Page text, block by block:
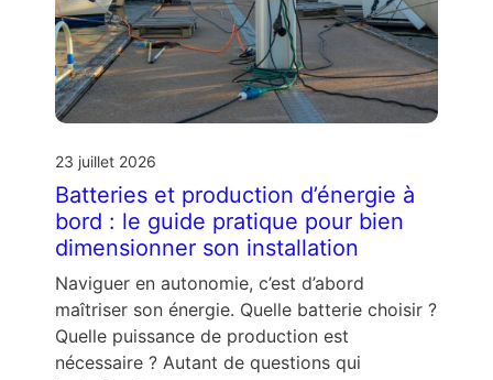
23 juillet 2026
Batteries et production d’énergie à
bord : le guide pratique pour bien
dimensionner son installation
Naviguer en autonomie, c’est d’abord
maîtriser son énergie. Quelle batterie choisir ?
Quelle puissance de production est
nécessaire ? Autant de questions qui